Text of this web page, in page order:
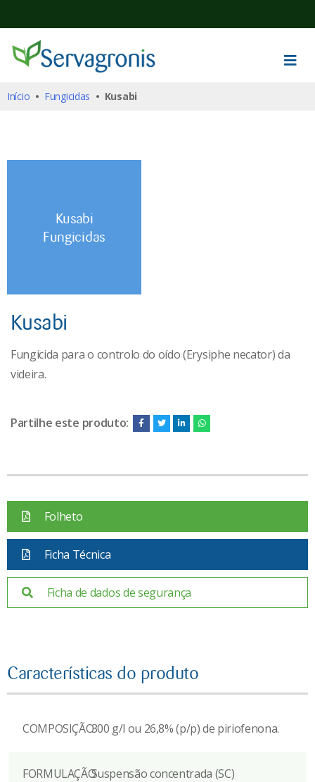
Início • Fungicidas • Kusabi
Kusabi
Fungicidas
Kusabi
Fungicida para o controlo do oído (Erysiphe necator) da
videira.
Partilhe este produto:
Folheto
Ficha Técnica
Ficha de dados de segurança
Características do produto
COMPOSIÇÃO300 g/l ou 26,8% (p/p) de piriofenona.
FORMULAÇÃOSuspensão concentrada (SC)